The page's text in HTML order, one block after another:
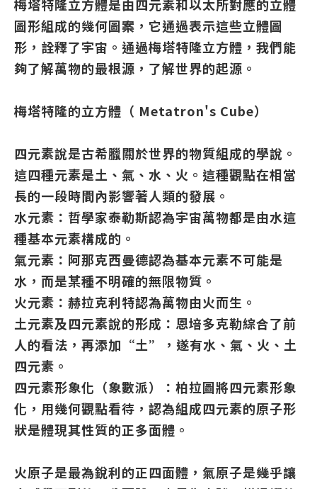
梅塔特隆立方體是由四元素和以太所對應的立體
圖形組成的幾何圖案，它通過表示這些立體圖
形，詮釋了宇宙。通過梅塔特隆立方體，我們能
夠了解萬物的最根源，了解世界的起源。
梅塔特隆的立方體（ Metatron's Cube）
四元素說是古希臘關於世界的物質組成的學說。
這四種元素是土、氣、水、火。這種觀點在相當
長的一段時間內影響著人類的發展。
水元素：哲學家泰勒斯認為宇宙萬物都是由水這
種基本元素構成的。
氣元素：阿那克西曼德認為基本元素不可能是
水，而是某種不明確的無限物質。
火元素：赫拉克利特認為萬物由火而生。
土元素及四元素說的形成：恩培多克勒綜合了前
人的看法，再添加“土”，遂有水、氣、火、土
四元素。
四元素形象化（象數派）：柏拉圖將四元素形象
化，用幾何觀點看待，認為組成四元素的原子形
狀是體現其性質的正多面體。
火原子是最為銳利的正四面體，氣原子是幾乎讓